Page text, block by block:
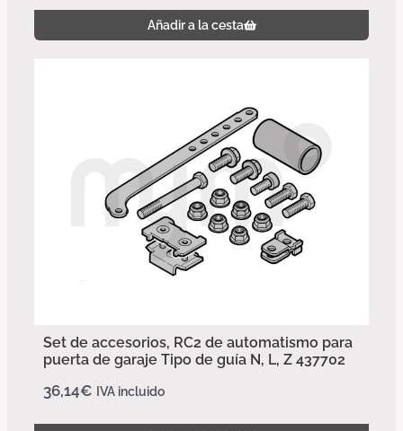
Añadir a la cesta
Set de accesorios, RC2 de automatismo para
puerta de garaje Tipo de guía N, L, Z 437702
36,14€ IVA incluido